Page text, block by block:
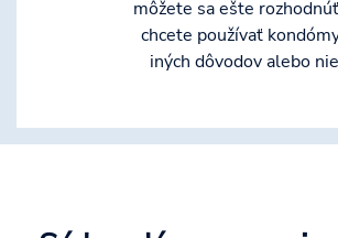
môžete sa ešte
chcete používať
iných dôvodov alebo